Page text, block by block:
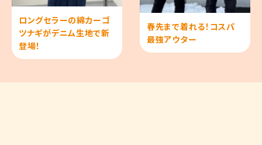
ロングセラーの綿カーゴ
ツナギがデニム生地で新
登場！
春先まで着れる！コスパ
最強アウター